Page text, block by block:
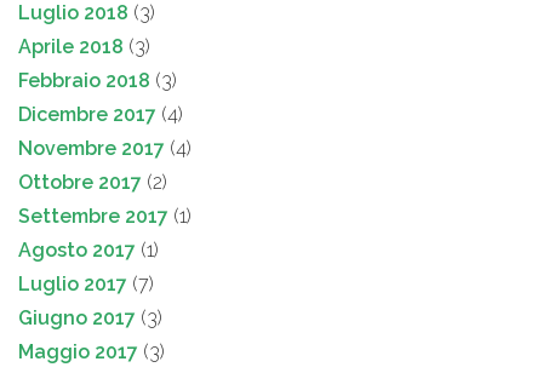
Luglio 2018 (3)
Aprile 2018 (3)
Febbraio 2018 (3)
Dicembre 2017 (4)
Novembre 2017 (4)
Ottobre 2017 (2)
Settembre 2017 (1)
Agosto 2017 (1)
Luglio 2017 (7)
Giugno 2017 (3)
Maggio 2017 (3)